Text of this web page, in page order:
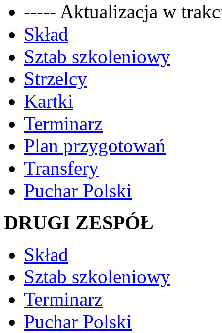
----- Aktualizacja w
Skład
Sztab szkoleniowy
Strzelcy
Kartki
Terminarz
Plan przygotowań
Transfery
Puchar Polski
DRUGI ZESPÓŁ
Skład
Sztab szkoleniowy
Terminarz
Puchar Polski